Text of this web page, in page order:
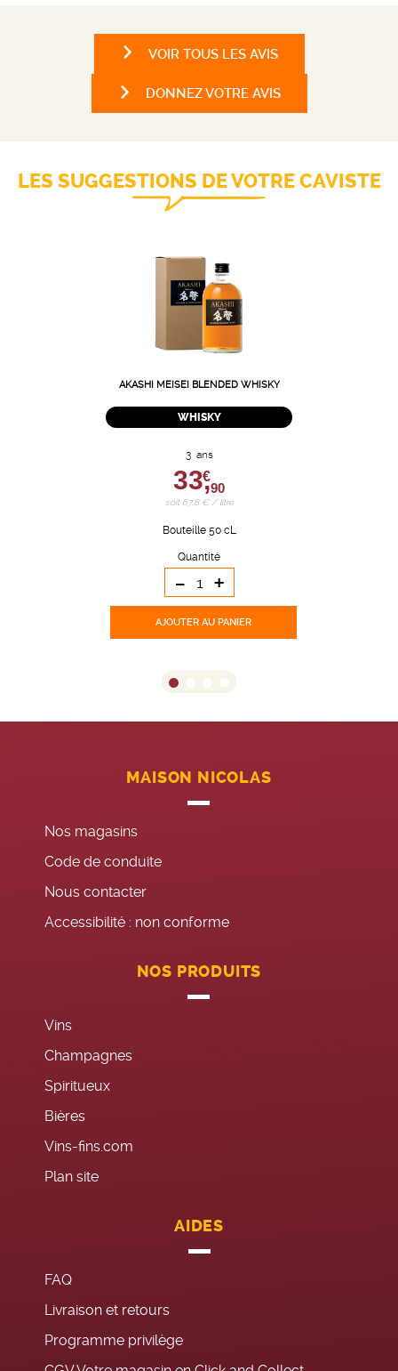
VOIR TOUS LES AVIS
DONNEZ VOTRE AVIS
LES SUGGESTIONS DE VOTRE CAVISTE
AKASHI MEISEI BLENDED WHISKY
WHISKY
3 ans
33,
€
90
soit 67,8 € / litre
Bouteille 50 cL
Quantité
- +
AJOUTER AU PANIER
MAISON NICOLAS
Nos magasins
Code de conduite
Nous contacter
Accessibilité : non conforme
NOS PRODUITS
Vins
Champagnes
Spiritueux
Bières
Vins-fins.com
Plan site
AIDES
FAQ
Livraison et retours
Programme privilège